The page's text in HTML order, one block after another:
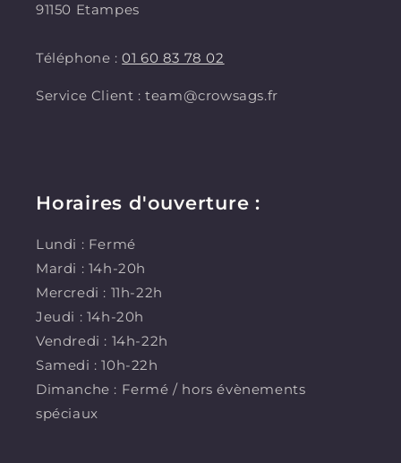
91150 Etampes
Téléphone :01 60 83 78 02
Service Client : team@crowsags.fr
Horaires d'ouverture :
Lundi : Fermé
Mardi : 14h-20h
Mercredi : 11h-22h
Jeudi : 14h-20h
Vendredi : 14h-22h
Samedi : 10h-22h
Dimanche : Fermé / hors évènements
spéciaux